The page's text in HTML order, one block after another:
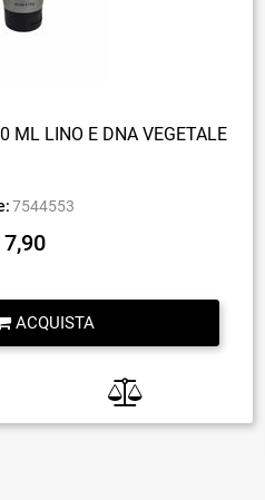
ML LINO E DNA VEGETALE
7544553
7,90
ACQUISTA